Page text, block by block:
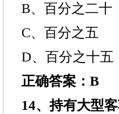
B、百分之二十
C、百分之五
D、百分之十五
正确答案：B
14、持有大型